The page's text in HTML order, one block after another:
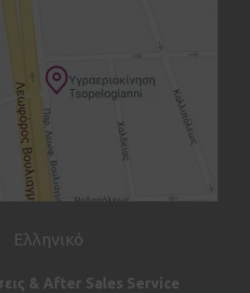
Ελληνικό
& After Sales Service